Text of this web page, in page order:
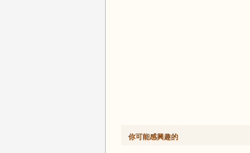
你可能感興趣的